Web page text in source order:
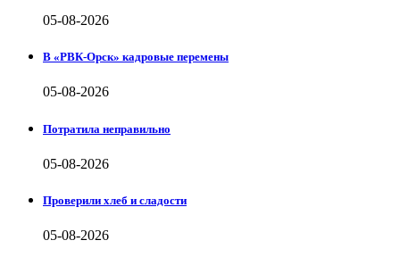
05-08-2026
В «РВК-Орск» кадровые перемены
05-08-2026
Потратила неправильно
05-08-2026
Проверили хлеб и сладости
05-08-2026